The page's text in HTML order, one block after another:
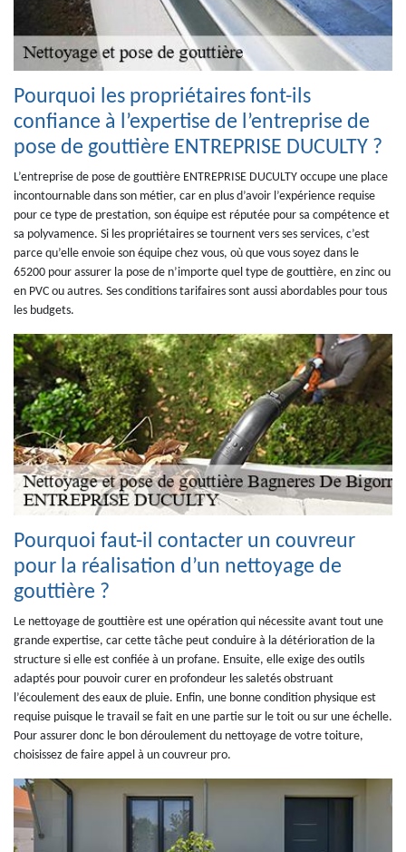
Pourquoi les propriétaires font-ils
confiance à l’expertise de l’entreprise de
pose de gouttière ENTREPRISE DUCULTY ?
L’entreprise de pose de gouttière ENTREPRISE DUCULTY occupe une place
incontournable dans son métier, car en plus d’avoir l’expérience requise
pour ce type de prestation, son équipe est réputée pour sa compétence et
sa polyvamence. Si les propriétaires se tournent vers ses services, c’est
parce qu’elle envoie son équipe chez vous, où que vous soyez dans le
65200 pour assurer la pose de n’importe quel type de gouttière, en zinc ou
en PVC ou autres. Ses conditions tarifaires sont aussi abordables pour tous
les budgets.
Pourquoi faut-il contacter un couvreur
pour la réalisation d’un nettoyage de
gouttière ?
Le nettoyage de gouttière est une opération qui nécessite avant tout une
grande expertise, car cette tâche peut conduire à la détérioration de la
structure si elle est confiée à un profane. Ensuite, elle exige des outils
adaptés pour pouvoir curer en profondeur les saletés obstruant
l’écoulement des eaux de pluie. Enfin, une bonne condition physique est
requise puisque le travail se fait en une partie sur le toit ou sur une échelle.
Pour assurer donc le bon déroulement du nettoyage de votre toiture,
choisissez de faire appel à un couvreur pro.